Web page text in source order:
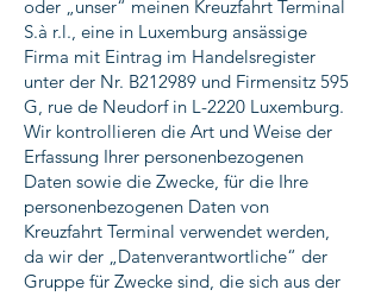
oder „unser“ meinen Kreuzfahrt Terminal
S.à r.l., eine in Luxemburg ansässige
Firma mit Eintrag im Handelsregister
unter der Nr. B212989 und Firmensitz 595
G, rue de Neudorf in L-2220 Luxemburg.
Wir kontrollieren die Art und Weise der
Erfassung Ihrer personenbezogenen
Daten sowie die Zwecke, für die Ihre
personenbezogenen Daten von
Kreuzfahrt Terminal verwendet werden,
da wir der „Datenverantwortliche“ der
Gruppe für Zwecke sind, die sich aus der